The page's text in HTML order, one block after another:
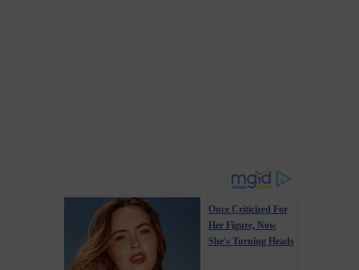
Once Criticized For
Her Figure, Now
She's Turning Heads